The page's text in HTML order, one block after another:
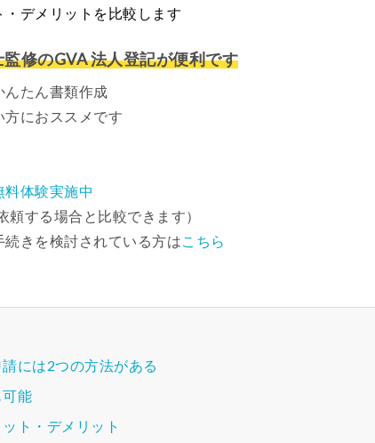
デメリットを比較します
修のGVA 法人登記が便利です
んたん書類作成
におススメです
料体験実施中
頼する場合と比較できます）
きを検討されている方はこちら
には2つの方法がある
能
ト・デメリット